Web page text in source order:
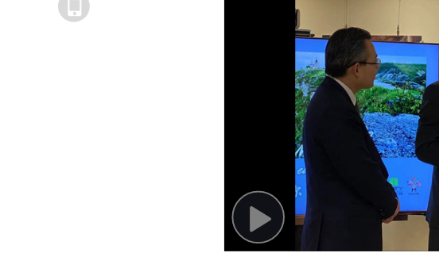
Play
Video